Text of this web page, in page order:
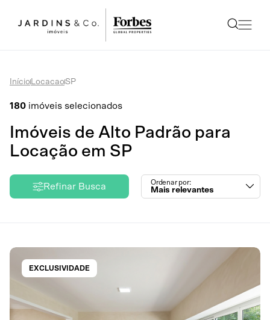
Início LocacaoSP
180 imóveis selecionados
Imóveis de Alto Padrão para
Locação em SP
Refinar Busca Ordenar por:
Mais relevantes
EXCLUSIVIDADE